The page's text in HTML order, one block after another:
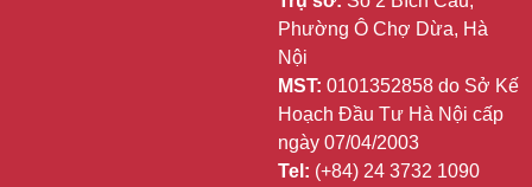
Phường Ô Chợ Dừa, Hà
Nội
MST: 0101352858 do Sở Kế
Hoạch Đầu Tư Hà Nội cấp
ngày 07/04/2003
Tel: (+84) 24 3732 1090